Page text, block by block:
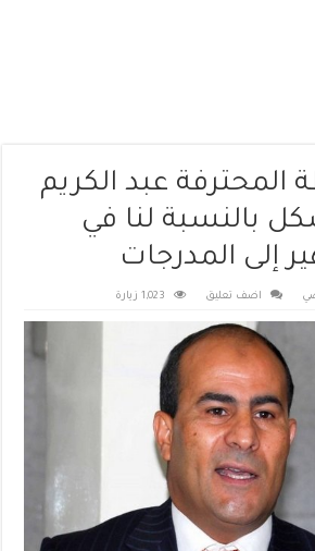
المحترفة عبد الكريم
بالنسبة لنا في
إلى المدرجات
اضف تعليق 1,023 زيارة